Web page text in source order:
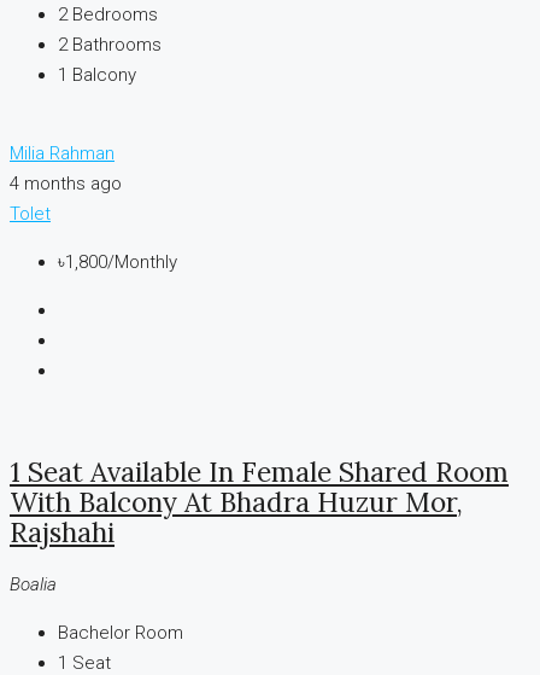
2 Bedrooms
2 Bathrooms
1 Balcony
Milia Rahman
4 months ago
Tolet
৳1,800/Monthly
1 Seat Available In Female Shared Room
With Balcony At Bhadra Huzur Mor,
Rajshahi
Boalia
Bachelor Room
1 Seat